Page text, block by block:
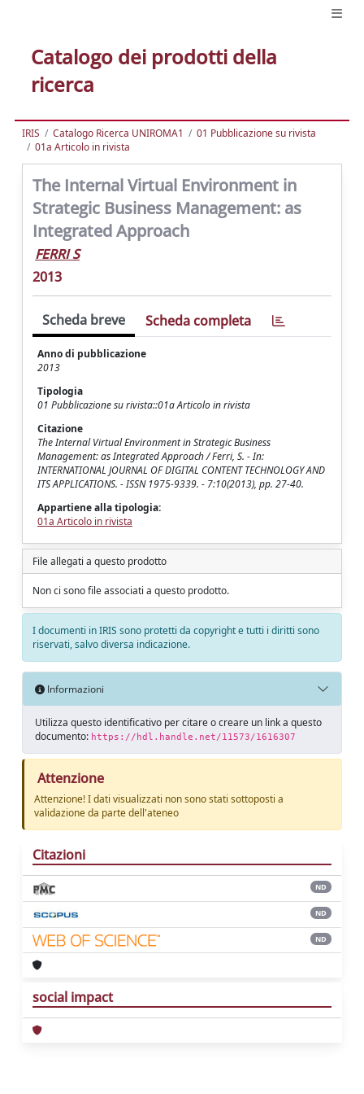
Catalogo dei prodotti della
ricerca
IRIS Catalogo Ricerca UNIROMA1
01 Pubblicazione su rivista
01a Articolo in rivista
The Internal Virtual Environment in
Strategic Business Management: as
Integrated Approach
FERRI S
2013
Scheda breve Scheda completa
Anno di pubblicazione
2013
Tipologia
01 Pubblicazione su rivista::01a Articolo in rivista
Citazione
The Internal Virtual Environment in Strategic Business
Management: as Integrated Approach / Ferri, S. - In:
INTERNATIONAL JOURNAL OF DIGITAL CONTENT TECHNOLOGY AND
ITS APPLICATIONS. - ISSN 1975-9339. - 7:10(2013), pp. 27-40.
Appartiene alla tipologia:
01a Articolo in rivista
File allegati a questo prodotto
Non ci sono file associati a questo prodotto.
I documenti in IRIS sono protetti da copyright e tutti i diritti sono
riservati, salvo diversa indicazione.
Informazioni
Utilizza questo identificativo per citare o creare un link a questo
documento: https://hdl.handle.net/11573/1616307
Attenzione
Attenzione! I dati visualizzati non sono stati sottoposti a
validazione da parte dell'ateneo
Citazioni
ND
ND
ND
social impact